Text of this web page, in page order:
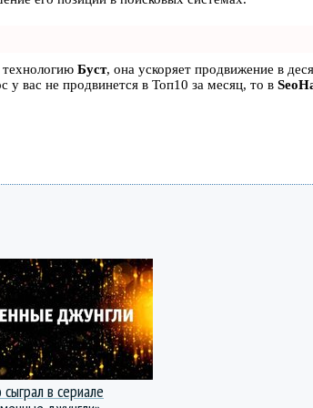
технологию Буст, она ускоряет продвижение в
у вас не продвинется в Топ10 за месяц, то в
в сериале